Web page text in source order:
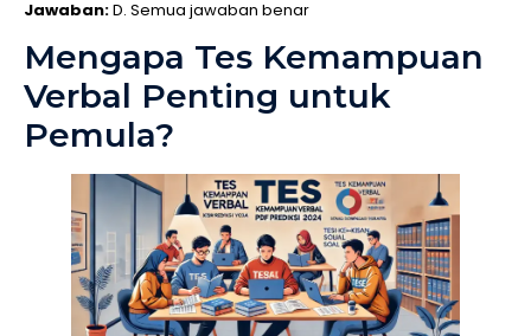
Jawaban:D. Semua jawaban benar
Mengapa Tes Kemampuan
Verbal Penting untuk
Pemula?